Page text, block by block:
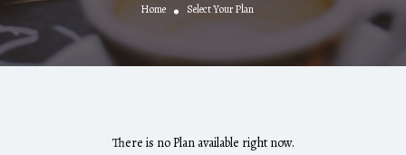
Home Select Your Plan
There is no Plan available right now.